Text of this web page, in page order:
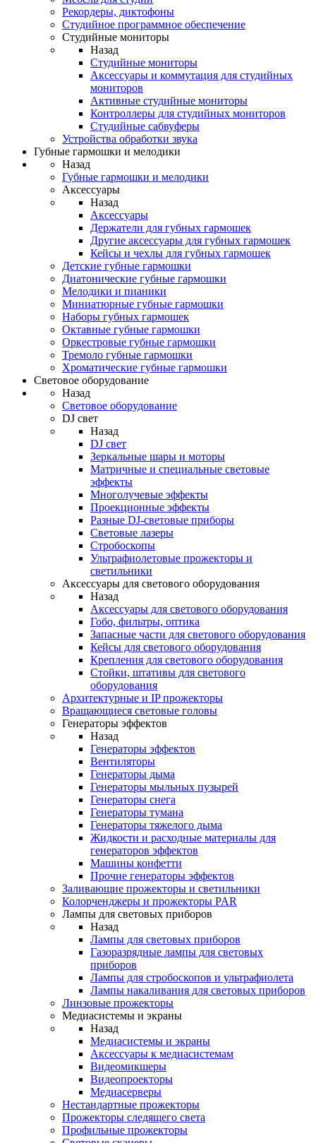
Рекордеры, диктофоны
Студийное программное обеспечение
Студийные мониторы
Назад
Студийные мониторы
Аксессуары и коммутация для студийных
мониторов
Активные студийные мониторы
Контроллеры для студийных мониторов
Студийные сабвуферы
Устройства обработки звука
Губные гармошки и мелодики
Назад
Губные гармошки и мелодики
Аксессуары
Назад
Аксессуары
Держатели для губных гармошек
Другие аксессуары для губных гармошек
Кейсы и чехлы для губных гармошек
Детские губные гармошки
Диатонические губные гармошки
Мелодики и пианики
Миниатюрные губные гармошки
Наборы губных гармошек
Октавные губные гармошки
Оркестровые губные гармошки
Тремоло губные гармошки
Хроматические губные гармошки
Световое оборудование
Назад
Световое оборудование
DJ свет
Назад
DJ свет
Зеркальные шары и моторы
Матричные и специальные световые
эффекты
Многолучевые эффекты
Проекционные эффекты
Разные DJ-световые приборы
Световые лазеры
Стробоскопы
Ультрафиолетовые прожекторы и
светильники
Аксессуары для светового оборудования
Назад
Аксессуары для светового оборудования
Гобо, фильтры, оптика
Запасные части для светового оборудования
Кейсы для светового оборудования
Крепления для светового оборудования
Стойки, штативы для светового
оборудования
Архитектурные и IP прожекторы
Вращающиеся световые головы
Генераторы эффектов
Назад
Генераторы эффектов
Вентиляторы
Генераторы дыма
Генераторы мыльных пузырей
Генераторы снега
Генераторы тумана
Генераторы тяжелого дыма
Жидкости и расходные материалы для
генераторов эффектов
Машины конфетти
Прочие генераторы эффектов
Заливающие прожекторы и светильники
Колорченджеры и прожекторы PAR
Лампы для световых приборов
Назад
Лампы для световых приборов
Газоразрядные лампы для световых
приборов
Лампы для стробоскопов и ультрафиолета
Лампы накаливания для световых приборов
Линзовые прожекторы
Медиасистемы и экраны
Назад
Медиасистемы и экраны
Аксессуары к медиасистемам
Видеомикшеры
Видеопроекторы
Медиасерверы
Нестандартные прожекторы
Прожекторы следящего света
Профильные прожекторы